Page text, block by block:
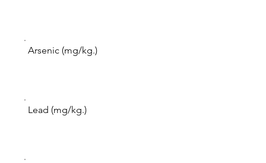
Arsenic (mg/kg.)
Lead (mg/kg.)